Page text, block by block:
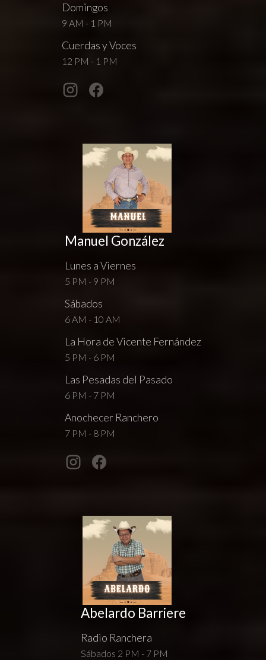
Domingos
9 AM - 1 PM
Cuerdas y Voces
12 PM - 1 PM
Manuel González
Lunes a Viernes
5 PM - 9 PM
Sábados
6 AM - 10 AM
La Hora de Vicente Fernández
5 PM - 6 PM
Las Pesadas del Pasado
6 PM - 7 PM
Anochecer Ranchero
7 PM - 8 PM
Abelardo Barriere
Radio Ranchera
Sábados 2 PM - 7 PM